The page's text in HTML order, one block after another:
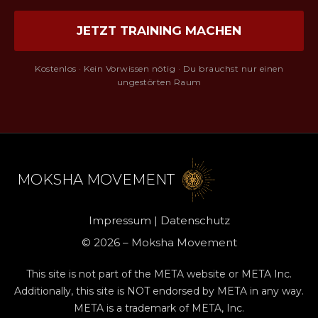
Bewusstsein für meinen Körper, meine Energie und
meine Verantwortung hat sich komplett verändert.
Moksha hat mir gezeigt, was es bedeutet, wirklich
Ich kann es jedem Mann ans Herz legen, der bereit
eigene Kraft neu zu entdecken.
JETZT TRAINING MACHEN
Kostenlos · Kein Vorwissen nötig · Du brauchst nur einen
ungestörten Raum
MOKSHA MOVEMENT
Impressum | Datenschutz
© 2026 – Moksha Movement
This site is not part of the META website or META Inc.
Additionally, this site is NOT endorsed by META in any way.
META is a trademark of META, Inc.